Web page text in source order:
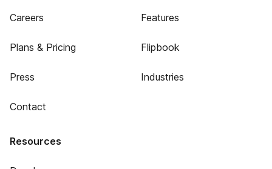
Careers
Plans & Pricing
Press
Contact
Features
Flipbook
Industries
Resources